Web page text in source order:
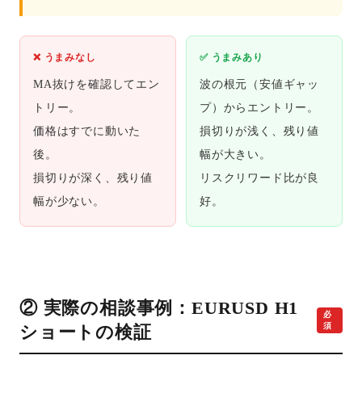
❌ うまみなし
MA抜けを確認してエン
トリー。
価格はすでに動いた
後。
損切りが深く、残り値
幅が少ない。
✅ うまみあり
波の根元（安値ギャッ
プ）からエントリー。
損切りが浅く、残り値
幅が大きい。
リスクリワード比が良
好。
② 実際の相談事例：EURUSD H1
ショートの検証
必
須